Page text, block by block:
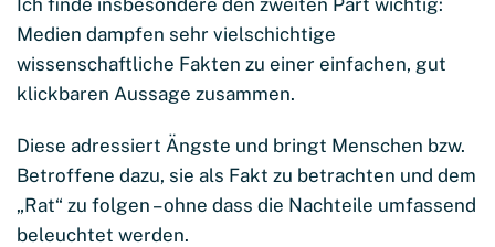
Medien dampfen sehr vielschichtige
wissenschaftliche Fakten zu einer einfachen, gut
klickbaren Aussage zusammen.
Diese adressiert Ängste und bringt Menschen bzw.
Betroffene dazu, sie als Fakt zu betrachten und dem
„Rat“ zu folgen – ohne dass die Nachteile umfassend
beleuchtet werden.